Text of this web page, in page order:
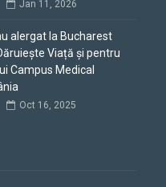
Jan 11, 2026
alergat la Bucharest
Viață și pentru
Campus Medical
Oct 16, 2025